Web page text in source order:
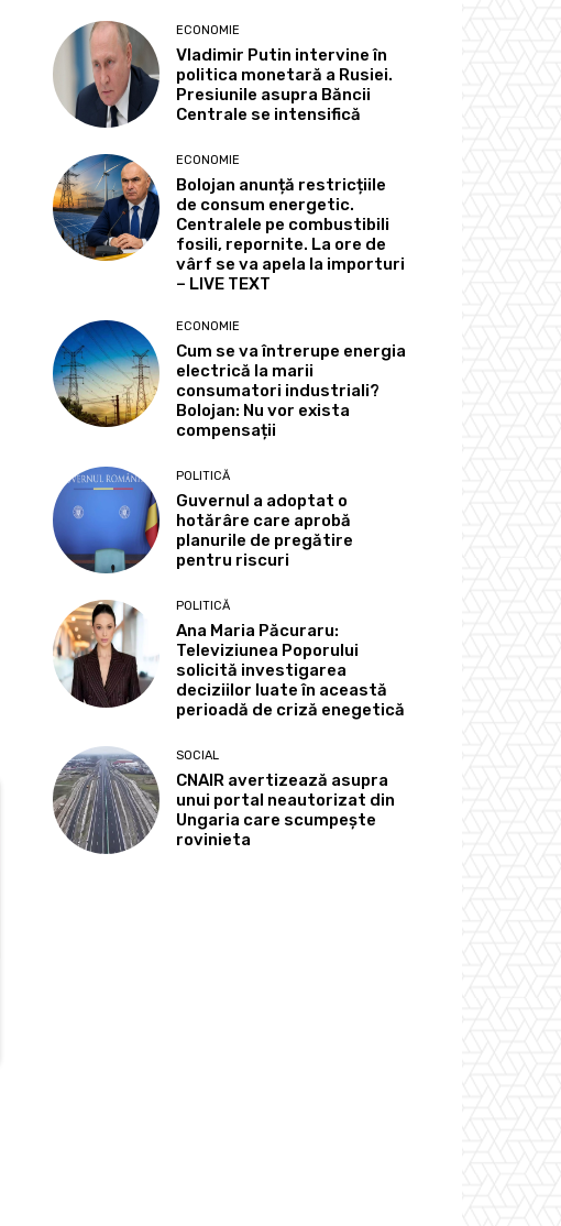
ECONOMIE
Vladimir Putin intervine în
politica monetară a Rusiei.
Presiunile asupra Băncii
Centrale se intensifică
ECONOMIE
Bolojan anunță restricțiile
de consum energetic.
Centralele pe combustibili
fosili, repornite. La ore de
vârf se va apela la importuri
– LIVE TEXT
ECONOMIE
Cum se va întrerupe energia
electrică la marii
consumatori industriali?
Bolojan: Nu vor exista
compensații
POLITICĂ
Guvernul a adoptat o
hotărâre care aprobă
planurile de pregătire
pentru riscuri
POLITICĂ
Ana Maria Păcuraru:
Televiziunea Poporului
solicită investigarea
deciziilor luate în această
perioadă de criză enegetică
SOCIAL
CNAIR avertizează asupra
unui portal neautorizat din
Ungaria care scumpește
rovinieta